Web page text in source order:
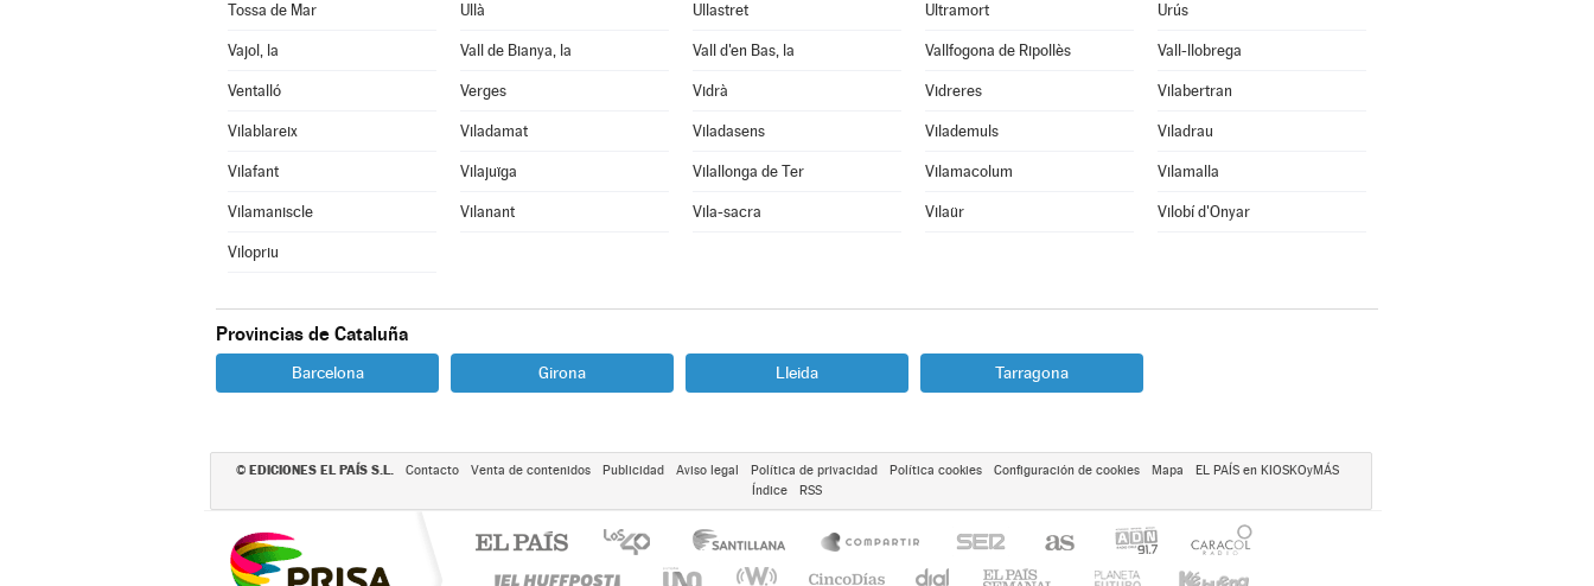
Tossa de Mar Ullà Ullastret Ultramort Urús
Vajol, la Vall de Bianya, la Vall d'en Bas, la Vallfogona de Ripollès Vall-llobrega
Ventalló Verges Vidrà Vidreres Vilabertran
Vilablareix Viladamat Viladasens Vilademuls Viladrau
Vilafant Vilajuïga Vilallonga de Ter Vilamacolum Vilamalla
Vilamaniscle Vilanant Vila-sacra Vilaür Vilobí d'Onyar
Vilopriu
Provincias de Cataluña
Barcelona Girona Lleida Tarragona
© EDICIONES EL PAÍS S.L. Contacto Venta de contenidos Publicidad Aviso legal Política de privacidad Política cookies Configuración de cookies Mapa
EL PAÍS en KIOSKOyMÁS
Índice
RSS